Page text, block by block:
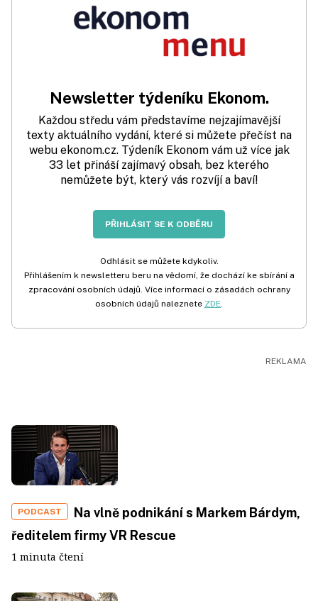
Newsletter týdeníku Ekonom.
Každou středu vám představíme nejzajímavější
texty aktuálního vydání, které si můžete přečíst na
webu ekonom.cz. Týdeník Ekonom vám už více jak
33 let přináší zajímavý obsah, bez kterého
nemůžete být, který vás rozvíjí a baví!
PŘIHLÁSIT SE K ODBĚRU
Odhlásit se můžete kdykoliv.
Přihlášením k newsletteru beru na vědomí, že dochází ke sbírání a
zpracování osobních údajů. Více informací o zásadách ochrany
osobních údajů naleznete ZDE.
PODCAST
Na vlně podnikání s Markem Bárdym,
ředitelem firmy VR Rescue
1 minuta čtení